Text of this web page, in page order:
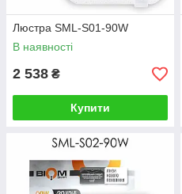
Люстра SML-S01-90W
В наявності
2 538 ₴
Купити